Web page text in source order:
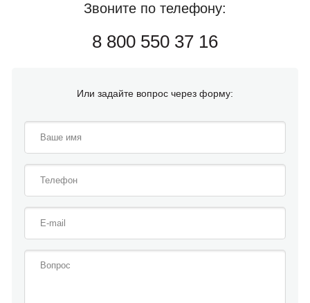
Звоните по телефону:
8 800 550 37 16
Или задайте вопрос через форму: